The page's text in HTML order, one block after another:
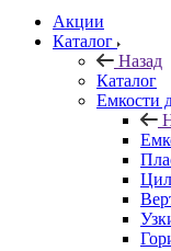
Акции
Каталог
Назад
Каталог
Емкости